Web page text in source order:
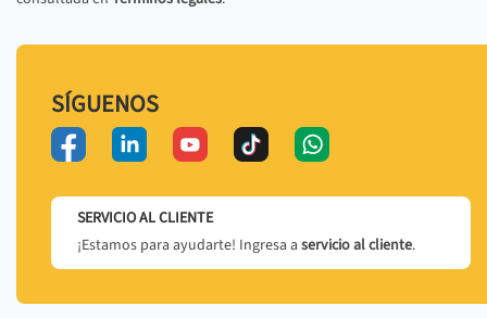
SÍGUENOS
SERVICIO AL CLIENTE
¡Estamos para ayudarte! Ingresa a servicio al cliente.